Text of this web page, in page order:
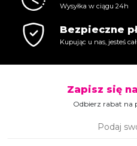
Wysyłka w ciągu 24h
Bezpieczne
Kupując u nas, jesteś
Zapisz się
Odbierz rabat na